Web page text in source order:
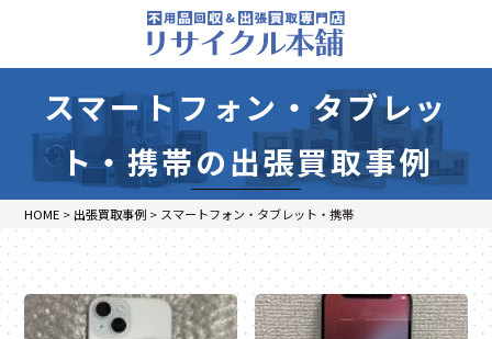
スマートフォン・タブレッ
ト・携帯の出張買取事例
HOME > 出張買取事例 > スマートフォン・タブレット・携帯